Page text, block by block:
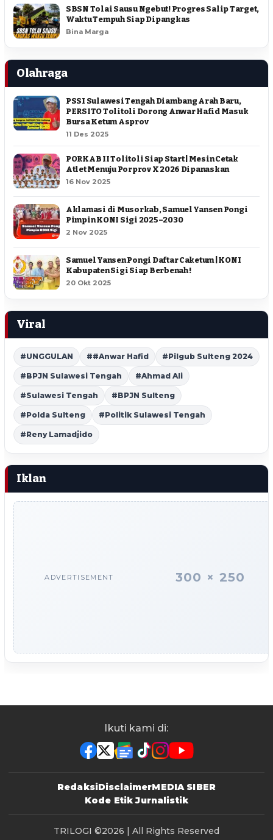
SBSN Tolai Sausu Ngebut! Progres Salip Target,
Waktu Tempuh Siap Dipangkas
Bina Marga
Olahraga
PSSI Sulawesi Tengah Diambang Arah Baru,
PERSITO Tolitoli Dorong Anwar Hafid Masuk
Bursa Ketum Asprov
11 Des 2025
PORKAB II Tolitoli Siap Start | Mesin Cetak
Atlet Menuju Porprov X 2026 Dipanaskan
16 Nov 2025
Aklamasi di Musorkab, Samuel Yansen Pongi
Pimpin KONI Sigi 2025–2030
2 Nov 2025
Samuel Yansen Pongi Daftar Caketum | KONI
Kabupaten Sigi Siap Berbenah !
20 Okt 2025
Viral
#UNGGULAN ##Anwar Hafid #Pilgub Sulteng 2024
#BPJN Sulawesi Tengah #Ahmad Ali
#Sulawesi Tengah #BPJN Sulteng
#Polda Sulteng #Politik Sulawesi Tengah
#Reny Lamadjido
Iklan
ADVERTISEMENT 300 × 250
Ikuti kami di:
RedaksiDisclaimerMEDIA SIBER
Kode Etik Jurnalistik
TRILOGI ©2026 | All Rights Reserved